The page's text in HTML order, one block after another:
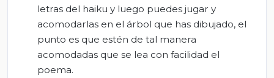
letras del haiku y luego puedes jugar y
acomodarlas en el árbol que has dibujado, el
punto es que estén de tal manera
acomodadas que se lea con facilidad el
poema.